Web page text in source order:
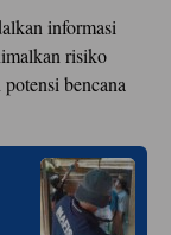
informasi
risiko
bencana